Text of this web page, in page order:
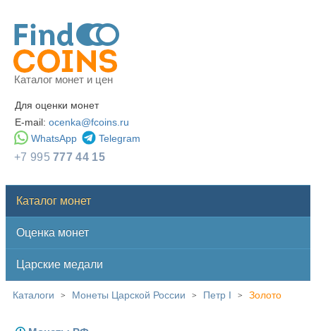
Каталог монет и цен
Для оценки монет
E-mail: ocenka@fcoins.ru
WhatsApp
Telegram
+7 995777 44 15
Каталог монет
Оценка монет
Царские медали
Каталоги > Монеты Царской России > Петр I > Золото